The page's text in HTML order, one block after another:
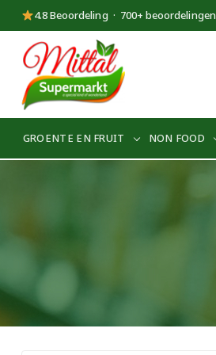
4.8 Beoordeling · 700+ beoordelingen
Supermarkt
Mittal
GROENTE EN FRUIT NON FOOD